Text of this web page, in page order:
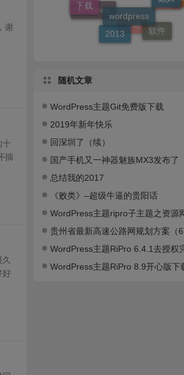
谢
十
揣
好
2013 软件
windows
主题
深圳
随机文章
WordPress主题Git免费版下载
2019年新年快乐
回深圳了（续）
国产手机又一神器魅族MX3发布了
总结我的2017
《败类》–超级牛逼的贵阳话
WordPress主题ripro子主题之资源网类2.0无限制版下载
贵州省最新高速公路网规划方案（
WordPress主题RiPro 6.4.1去授权完美破解版+子主题下载
WordPress主题RiPro 8.9开心版下载（